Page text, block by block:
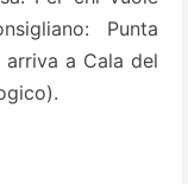
Punta
arriva a Cala del